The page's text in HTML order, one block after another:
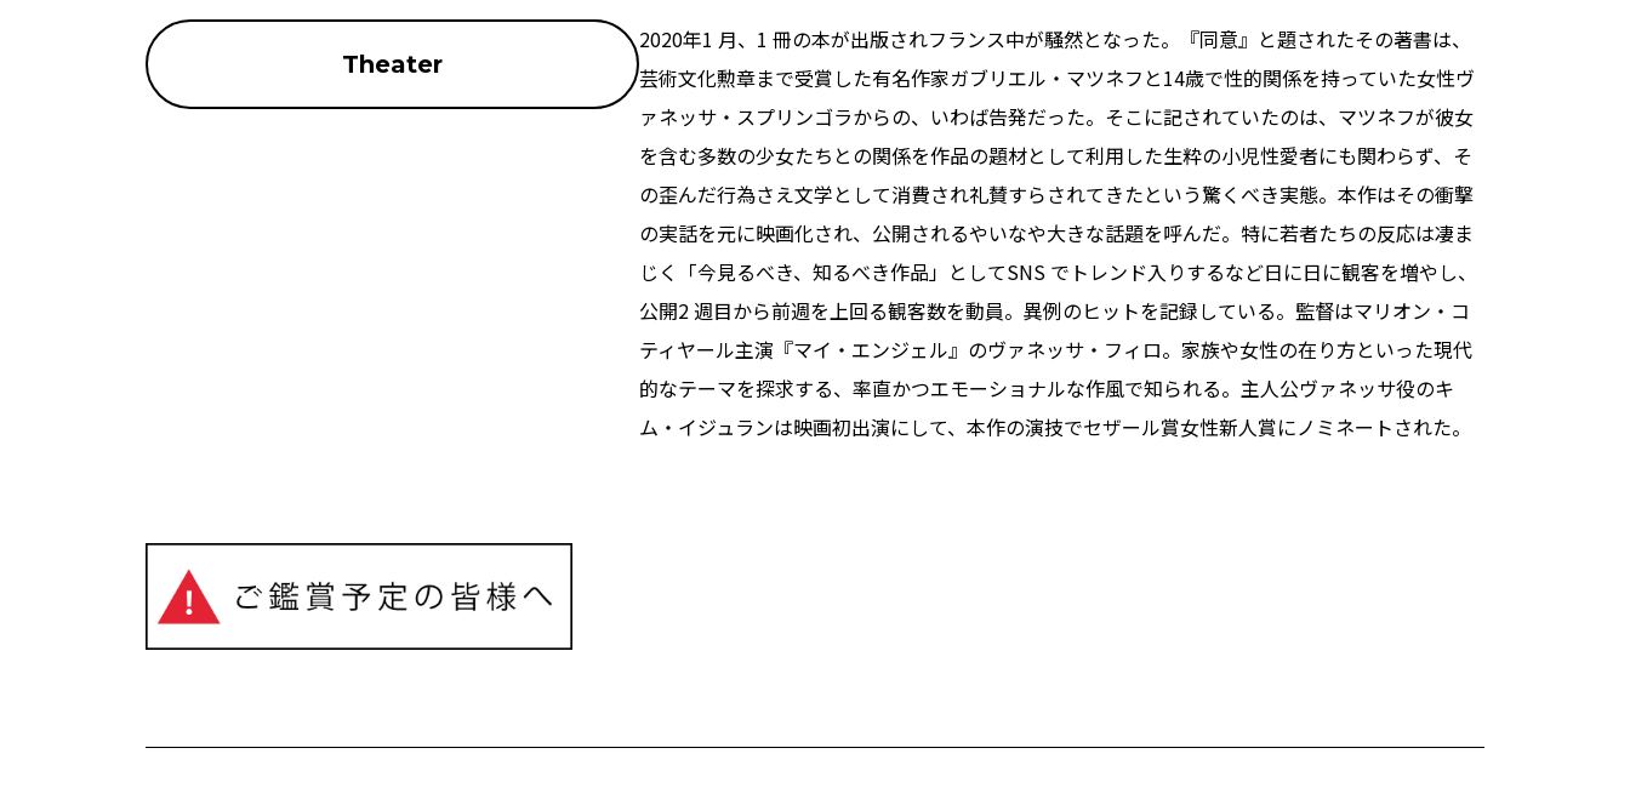
Theater
2020年1 月、1 冊の本が出版されフランス中が騒然となった。『同意』と題されたその著書は、
芸術文化勲章まで受賞した有名作家ガブリエル・マツネフと14歳で性的関係を持っていた女性ヴ
ァネッサ・スプリンゴラからの、いわば告発だった。そこに記されていたのは、マツネフが彼女
を含む多数の少女たちとの関係を作品の題材として利用した生粋の小児性愛者にも関わらず、そ
の歪んだ行為さえ文学として消費され礼賛すらされてきたという驚くべき実態。本作はその衝撃
の実話を元に映画化され、公開されるやいなや大きな話題を呼んだ。特に若者たちの反応は凄ま
じく「今見るべき、知るべき作品」としてSNS でトレンド入りするなど日に日に観客を増やし、
公開2 週目から前週を上回る観客数を動員。異例のヒットを記録している。監督はマリオン・コ
ティヤール主演『マイ・エンジェル』のヴァネッサ・フィロ。家族や女性の在り方といった現代
的なテーマを探求する、率直かつエモーショナルな作風で知られる。主人公ヴァネッサ役のキ
ム・イジュランは映画初出演にして、本作の演技でセザール賞女性新人賞にノミネートされた。